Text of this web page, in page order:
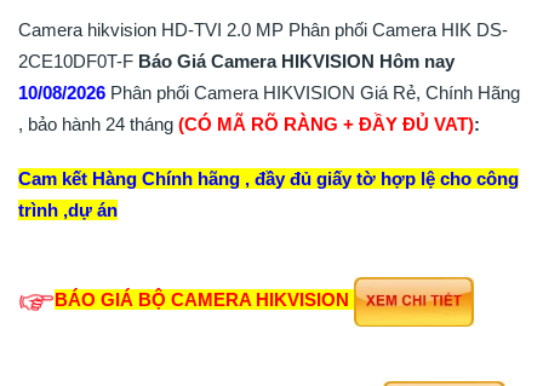
Camera hikvision HD-TVI 2.0 MP Phân phối Camera HIK DS-
2CE10DF0T-F Báo Giá Camera HIKVISION Hôm nay
10/08/2026 Phân phối Camera HIKVISION Giá Rẻ, Chính Hãng
, bảo hành 24 tháng (CÓ MÃ RÕ RÀNG + ĐẦY ĐỦ VAT):
Cam kết Hàng Chính hãng , đầy đủ giấy tờ hợp lệ cho công
trình ,dự án
BÁO GIÁ BỘ CAMERA HIKVISION